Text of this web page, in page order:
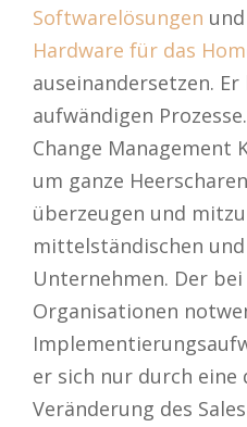
Softwarelösungen
Hardware für das
auseinandersetzen.
aufwändigen
Change Management
um ganze
überzeugen und
mittelständischen
Unternehmen. Der bei
Organisationen
er sich nur durch eine
Veränderung des